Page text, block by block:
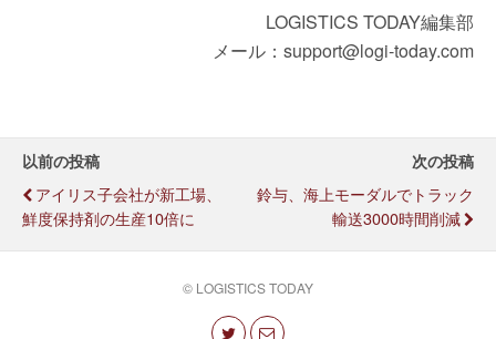
LOGISTICS TODAY編集部
メール：support@logi-today.com
以前の投稿
アイリス子会社が新工場、
鮮度保持剤の生産10倍に
次の投稿
鈴与、海上モーダルでトラック
輸送3000時間削減
© LOGISTICS TODAY